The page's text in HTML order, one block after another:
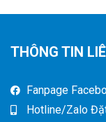
THÔNG TIN
Fanpage
Hotline/Zalo